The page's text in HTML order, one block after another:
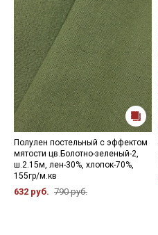
Полулен постельный с эффектом
мятости цв.Болотно-зеленый-2,
ш.2.15м, лен-30%, хлопок-70%,
155гр/м.кв
632 руб. 790 руб.